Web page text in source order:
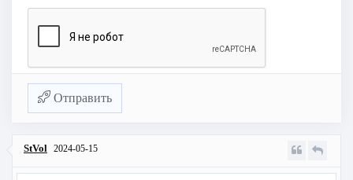
Отправить
StVol 2024-05-15